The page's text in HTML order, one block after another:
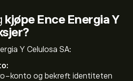
kjøpe Ence Energia Y
Y Celulosa SA:
konto og bekreft identiteten